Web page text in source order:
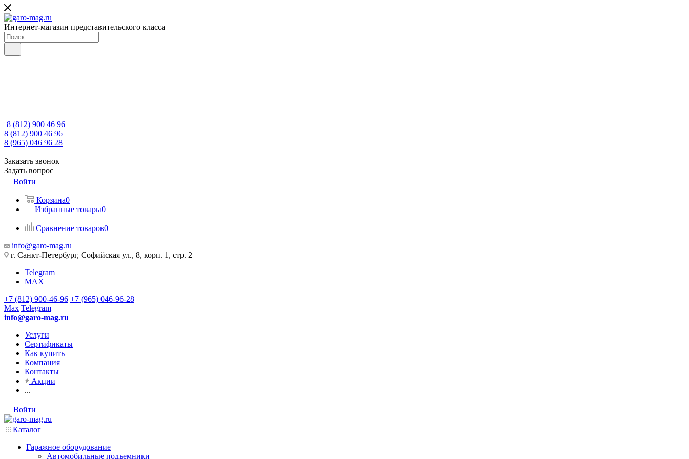
Интернет-магазин представительского класса
8 (812) 900 46 96
8 (812) 900 46 96
8 (965) 046 96 28
Заказать звонок
Задать вопрос
Войти
Корзина0
Избранные товары0
Сравнение товаров0
info@garo-mag.ru
г. Санкт-Петербург, Софийская ул., 8, корп. 1, стр. 2
Telegram
MAX
+7 (812) 900-46-96 +7 (965) 046-96-28
Max Telegram
info@garo-mag.ru
Услуги
Сертификаты
Как купить
Компания
Контакты
Акции
...
Войти
Каталог
Гаражное оборудование
Автомобильные подъемники